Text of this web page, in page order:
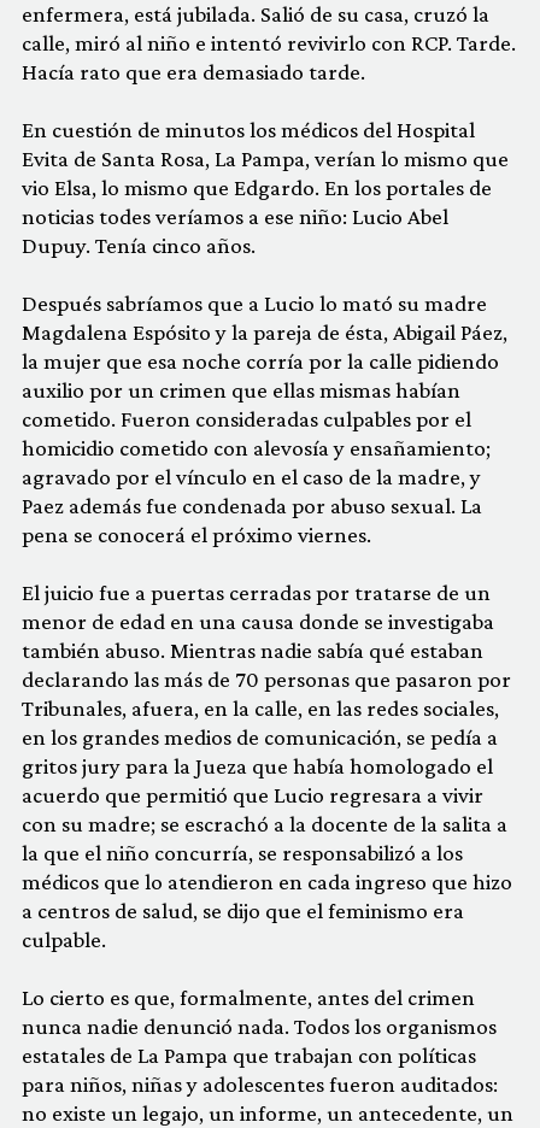
enfermera, está jubilada. Salió de su casa, cruzó la
calle, miró al niño e intentó revivirlo con RCP. Tarde.
Hacía rato que era demasiado tarde.
En cuestión de minutos los médicos del Hospital
Evita de Santa Rosa, La Pampa, verían lo mismo que
vio Elsa, lo mismo que Edgardo. En los portales de
noticias todes veríamos a ese niño: Lucio Abel
Dupuy. Tenía cinco años.
Después sabríamos que a Lucio lo mató su madre
Magdalena Espósito y la pareja de ésta, Abigail Páez,
la mujer que esa noche corría por la calle pidiendo
auxilio por un crimen que ellas mismas habían
cometido. Fueron consideradas culpables por el
homicidio cometido con alevosía y ensañamiento;
agravado por el vínculo en el caso de la madre, y
Paez además fue condenada por abuso sexual. La
pena se conocerá el próximo viernes.
El juicio fue a puertas cerradas por tratarse de un
menor de edad en una causa donde se investigaba
también abuso. Mientras nadie sabía qué estaban
declarando las más de 70 personas que pasaron por
Tribunales, afuera, en la calle, en las redes sociales,
en los grandes medios de comunicación, se pedía a
gritos jury para la Jueza que había homologado el
acuerdo que permitió que Lucio regresara a vivir
con su madre; se escrachó a la docente de la salita a
la que el niño concurría, se responsabilizó a los
médicos que lo atendieron en cada ingreso que hizo
a centros de salud, se dijo que el feminismo era
culpable.
Lo cierto es que, formalmente, antes del crimen
nunca nadie denunció nada. Todos los organismos
estatales de La Pampa que trabajan con políticas
para niños, niñas y adolescentes fueron auditados:
no existe un legajo, un informe, un antecedente, un